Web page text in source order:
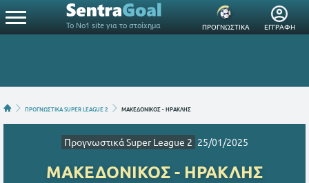
Το Νο1 site για το στοίχημα ΠΡΟΓΝΩΣΤΙΚΑ ΕΓΓΡΑΦΗ
ΠΡΟΓΝΩΣΤΙΚΑ SUPER LEAGUE 2 ΜΑΚΕΔΟΝΙΚΟΣ - ΗΡΑΚΛΗΣ
Προγνωστικά Super League 2 25/01/2025
ΜΑΚΕΔΟΝΙΚΟΣ - ΗΡΑΚΛΗΣ